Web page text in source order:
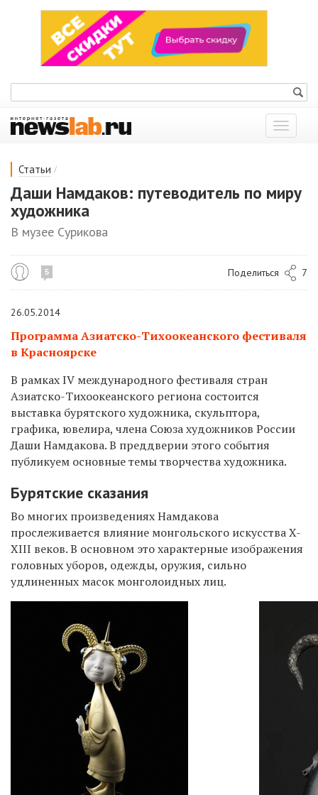
Показать
меню
Статьи /
Даши Намдаков: путеводитель по миру
художника
В музее Сурикова
5 Поделиться 7
26.05.2014
Программа Азиатско-Тихоокеанского фестиваля
в Красноярске
В рамках IV международного фестиваля стран
Азиатско-Тихоокеанского региона состоится
выставка бурятского художника, скульптора,
графика, ювелира, члена Союза художников России
Даши Намдакова. В преддверии этого события
публикуем основные темы творчества художника.
Бурятские сказания
Во многих произведениях Намдакова
прослеживается влияние монгольского искусства X-
XIII веков. В основном это характерные изображения
головных уборов, одежды, оружия, сильно
удлиненных масок монголоидных лиц.